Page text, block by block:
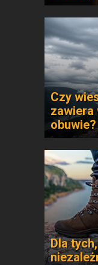
Czy
zawiera
Dla